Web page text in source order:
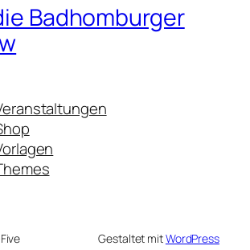
Badhomburger
Gestaltet mitWordPress